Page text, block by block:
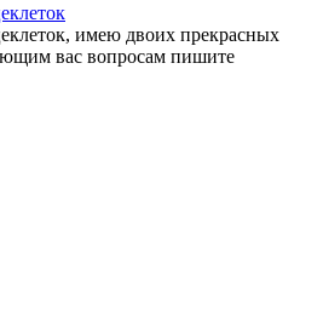
имею двоих прекрасных
вас вопросам пишите